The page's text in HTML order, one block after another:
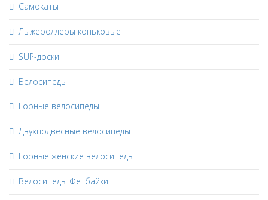
Самокаты
Лыжероллеры коньковые
SUP-доски
Велосипеды
Горные велосипеды
Двухподвесные велосипеды
Горные женские велосипеды
Велосипеды Фетбайки